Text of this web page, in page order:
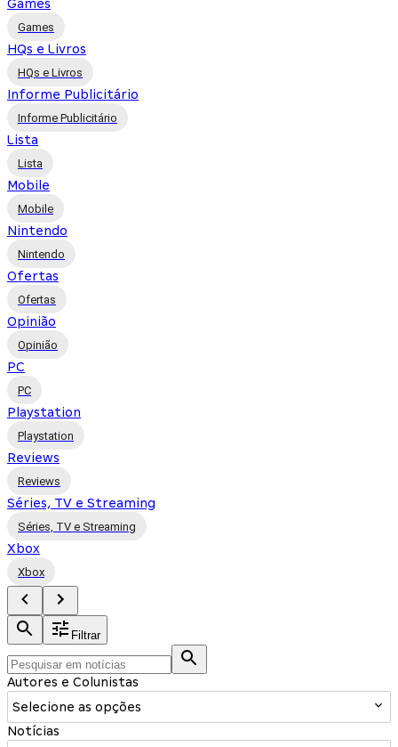
Games
Games
HQs e Livros
HQs e Livros
Informe Publicitário
Informe Publicitário
Lista
Lista
Mobile
Mobile
Nintendo
Nintendo
Ofertas
Ofertas
Opinião
Opinião
PC
PC
Playstation
Playstation
Reviews
Reviews
Séries, TV e Streaming
Séries, TV e Streaming
Xbox
Xbox
Filtrar
Autores e Colunistas
Selecione as opções
Notícias